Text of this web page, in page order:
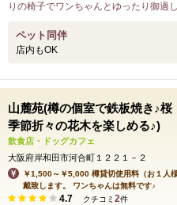
りの椅子でワンちゃんとゆったり御過
ペット同伴
店内もOK
山麓苑(樽の個室で鉄板焼き♪桜
季節折々の花木を楽しめる♪)
飲食店・ドッグカフェ
大阪府岸和田市河合町１２２１－２
￥1,500～￥5,000 樽貸切使用料（お１人
戴致します。 ワンちゃんは無料です♪
4.7 クチコミ 2件